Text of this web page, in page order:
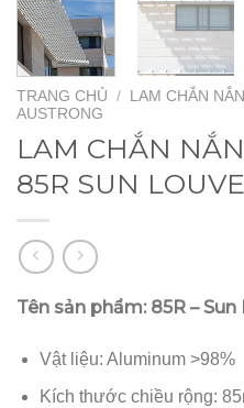
TRANG CHỦ / LAM CHẮN
AUSTRONG
LAM CHẮN
85R SUN
Tên sản phẩm: 85R – Sun
Vật liệu: Aluminum >98%
Kích thước chiều rộng: